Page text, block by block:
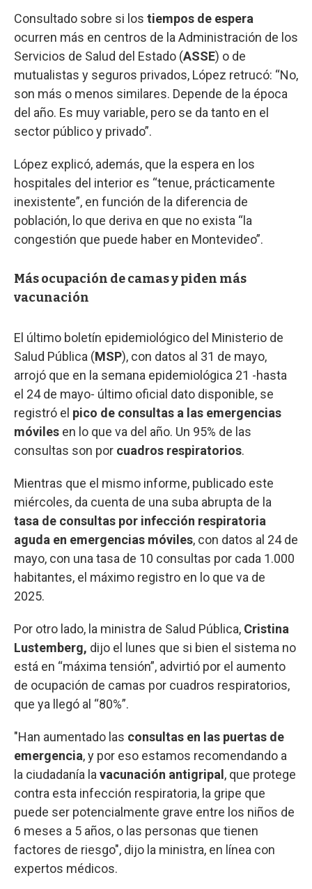
Consultado sobre si los tiempos de espera
ocurren más en centros de la Administración de los
Servicios de Salud del Estado (ASSE) o de
mutualistas y seguros privados, López retrucó: “No,
son más o menos similares. Depende de la época
del año. Es muy variable, pero se da tanto en el
sector público y privado”.
López explicó, además, que la espera en los
hospitales del interior es “tenue, prácticamente
inexistente”, en función de la diferencia de
población, lo que deriva en que no exista “la
congestión que puede haber en Montevideo”.
Más ocupación de camas y piden más
vacunación
El último boletín epidemiológico del Ministerio de
Salud Pública (MSP), con datos al 31 de mayo,
arrojó que en la semana epidemiológica 21 -hasta
el 24 de mayo- último oficial dato disponible, se
registró el pico de consultas a las emergencias
móviles en lo que va del año. Un 95% de las
consultas son por cuadros respiratorios.
Mientras que el mismo informe, publicado este
miércoles, da cuenta de una suba abrupta de la
tasa de consultas por infección respiratoria
aguda en emergencias móviles, con datos al 24 de
mayo, con una tasa de 10 consultas por cada 1.000
habitantes, el máximo registro en lo que va de
2025.
Por otro lado, la ministra de Salud Pública, Cristina
Lustemberg, dijo el lunes que si bien el sistema no
está en “máxima tensión”, advirtió por el aumento
de ocupación de camas por cuadros respiratorios,
que ya llegó al “80%”.
"Han aumentado las consultas en las puertas de
emergencia, y por eso estamos recomendando a
la ciudadanía la vacunación antigripal , que protege
contra esta infección respiratoria, la gripe que
puede ser potencialmente grave entre los niños de
6 meses a 5 años, o las personas que tienen
factores de riesgo", dijo la ministra, en línea con
expertos médicos.